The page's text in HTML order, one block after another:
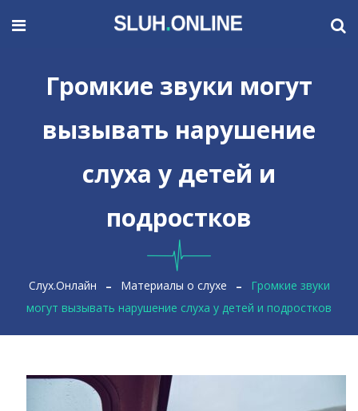
Громкие звуки могут
вызывать нарушение
слуха у детей и
подростков
Слух.Онлайн Материалы о слухе
Громкие звуки
могут вызывать нарушение слуха у детей и подростков